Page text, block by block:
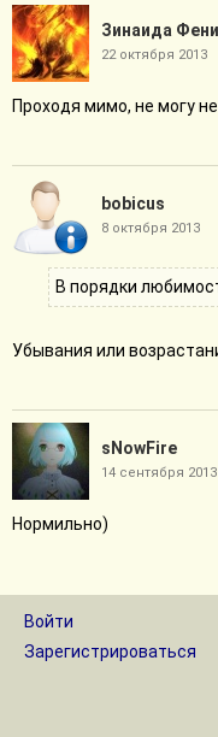
Зинаида
22 октября 2013
Проходя мимо, не могу не
bobicus
8 октября 2013
В порядки
Убывания или
sNowFire
14 сентября 2013
Нормильно)
Войти
Зарегистрироваться